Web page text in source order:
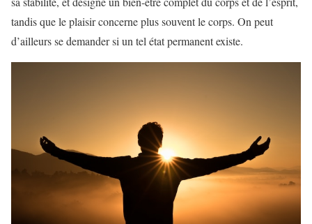
tandis que le plaisir concerne plus souvent le corps. On peut
d’ailleurs se demander si un tel état permanent existe.